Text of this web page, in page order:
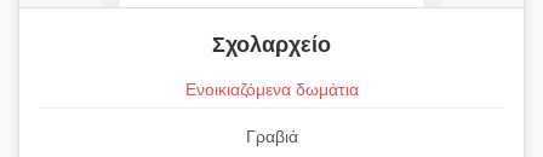
Σχολαρχείο
Ενοικιαζόμενα δωμάτια
Γραβιά